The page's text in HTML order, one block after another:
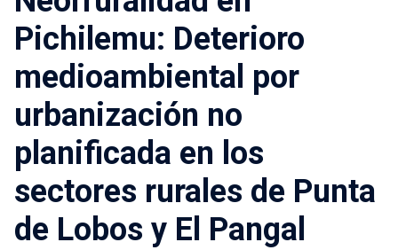
Pichilemu: Deterioro
medioambiental por
urbanización no
planificada en los
sectores rurales de Punta
de Lobos y El Pangal